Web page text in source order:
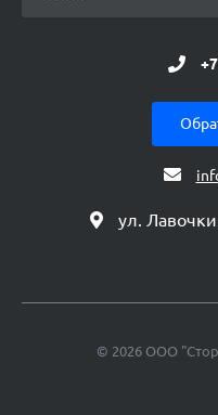
ул.
© 2026 ООО